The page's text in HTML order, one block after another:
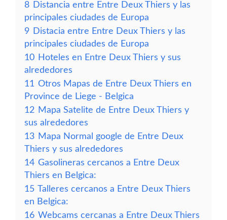
8 Distancia entre Entre Deux Thiers y las
principales ciudades de Europa
9 Distacia entre Entre Deux Thiers y las
principales ciudades de Europa
10 Hoteles en Entre Deux Thiers y sus
alrededores
11 Otros Mapas de Entre Deux Thiers en
Province de Liege - Belgica
12 Mapa Satelite de Entre Deux Thiers y
sus alrededores
13 Mapa Normal google de Entre Deux
Thiers y sus alrededores
14 Gasolineras cercanos a Entre Deux
Thiers en Belgica:
15 Talleres cercanos a Entre Deux Thiers
en Belgica:
16 Webcams cercanas a Entre Deux Thiers